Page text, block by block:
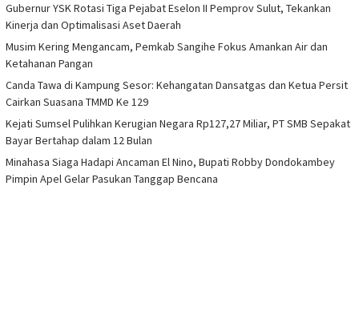
Gubernur YSK Rotasi Tiga Pejabat Eselon II Pemprov Sulut, Tekankan
Kinerja dan Optimalisasi Aset Daerah
Musim Kering Mengancam, Pemkab Sangihe Fokus Amankan Air dan
Ketahanan Pangan
Canda Tawa di Kampung Sesor: Kehangatan Dansatgas dan Ketua Persit
Cairkan Suasana TMMD Ke 129
Kejati Sumsel Pulihkan Kerugian Negara Rp127,27 Miliar, PT SMB Sepakat
Bayar Bertahap dalam 12 Bulan
Minahasa Siaga Hadapi Ancaman El Nino, Bupati Robby Dondokambey
Pimpin Apel Gelar Pasukan Tanggap Bencana